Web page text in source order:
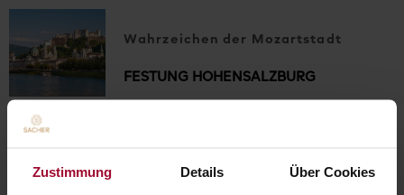
Zustimmung Details Über Cookies
Wahrzeichen der Mozartstadt
FESTUNG HOHENSALZBURG